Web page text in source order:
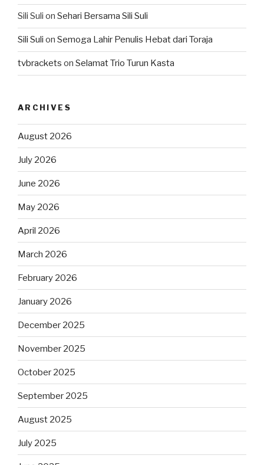
Sili Suli on Sehari Bersama Sili Suli
Sili Suli on Semoga Lahir Penulis Hebat dari Toraja
tvbrackets on Selamat Trio Turun Kasta
ARCHIVES
August 2026
July 2026
June 2026
May 2026
April 2026
March 2026
February 2026
January 2026
December 2025
November 2025
October 2025
September 2025
August 2025
July 2025